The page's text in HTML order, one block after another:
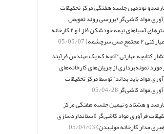
نودمین جلسه هفتگی مرکز تحقیقات
مواد کاشی‌گر (بررسی روند تعویض
آسترهای آسیاهای نیمه خودشکن فاز ۱ و ۲ کارخانه
۲ مجتمع مس سرچشمه)
05/05/07
کتابچه مهارتی “آنچه که یک مهندس فرآیند
نمونه‌برداری از جریان‌های کارخانه‌های
مواد باید بداند” توسط مرکز تحقیقات
مواد کاشی‌گر05/04/28
و هشتاد و نهمین جلسه هفتگی مرکز
فرآوری مواد کاشی‌گر (استانداردسازی
مدار کارخانه مولیبدن)05/04/03